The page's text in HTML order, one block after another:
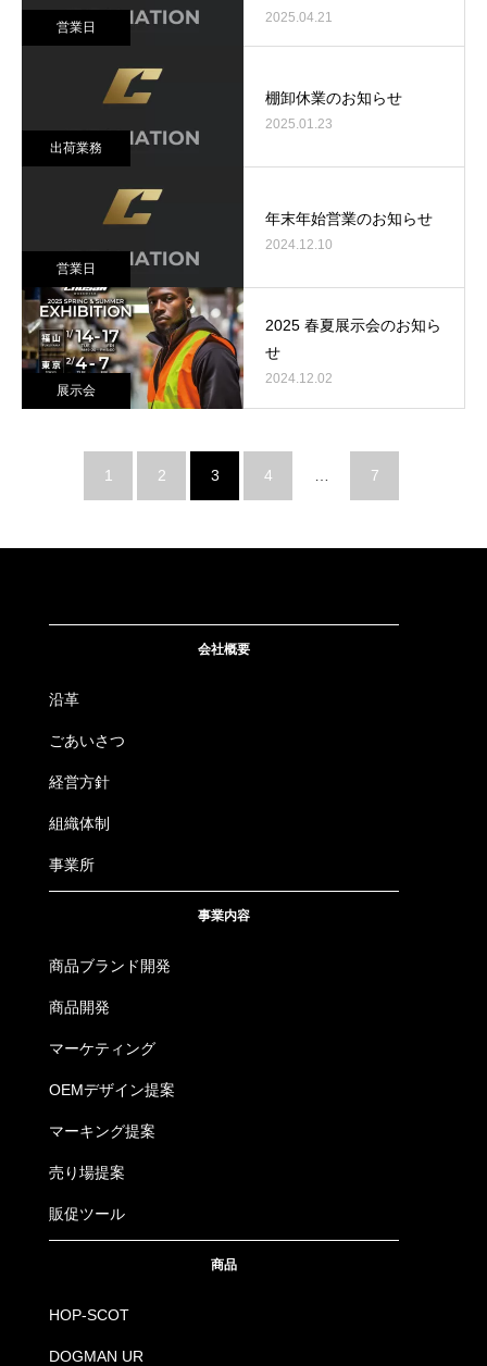
営業日
2025.04.21
出荷業務
棚卸休業のお知らせ
2025.01.23
営業日
年末年始営業のお知らせ
2024.12.10
展示会
2025 春夏展示会のお知ら
せ
2024.12.02
1 2 3 4 7
会社概要
沿革
ごあいさつ
経営方針
組織体制
事業所
事業内容
商品ブランド開発
商品開発
マーケティング
OEMデザイン提案
マーキング提案
売り場提案
販促ツール
商品
HOP-SCOT
DOGMAN UR